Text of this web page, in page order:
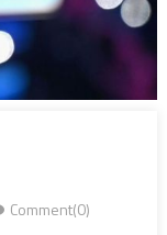
Comment(0)